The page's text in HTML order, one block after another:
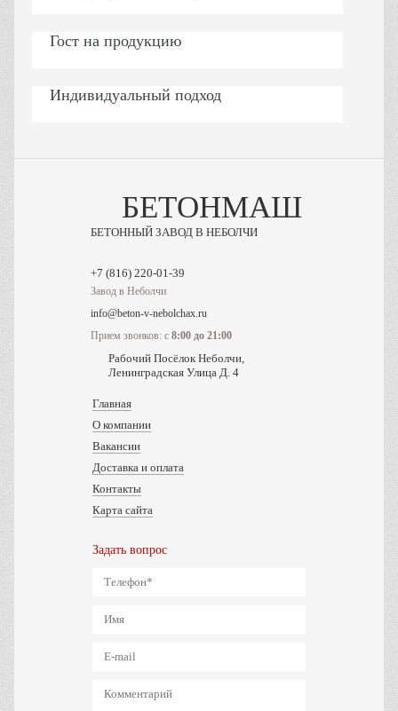
Гост на продукцию
Индивидуальный подход
БЕТОНМАШ
БЕТОННЫЙ ЗАВОД В НЕБОЛЧИ
Завод в Неболчи
info@beton-v-nebolchax.ru
Прием звонков: с 8:00 до 21:00
Рабочий Посёлок Неболчи,
Ленинградская Улица Д. 4
Главная
О компании
Вакансии
Доставка и оплата
Контакты
Карта сайта
Задать вопрос